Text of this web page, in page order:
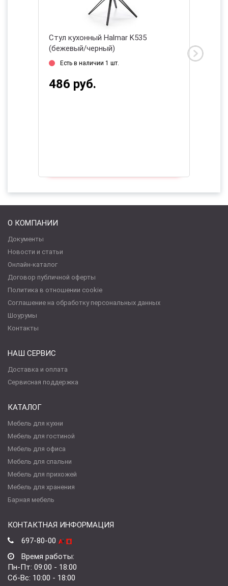
Стул кухонный Halmar K535
(бежевый/черный)
Есть в наличии 1 шт.
486 руб.
О КОМПАНИИ
Документы
Новости и статьи
Онлайн-каталог
Договор публичной оферты
Политика в отношении cookie
Соглашение на обработку персональных данных
Шоурумы
Контакты
НАШ СЕРВИС
Доставка и оплата
Сервисная поддержка
КАТАЛОГ
Мебель для кухни
Мебель для гостиной
Мебель для офиса
Мебель для спальни
Мебель для прихожей
Мебель для хранения
Барная мебель
КОНТАКТНАЯ ИНФОРМАЦИЯ
697-80-00
Время работы:
Пн-Пт: 09:00 - 18:00
Сб-Вс: 10:00 - 18:00